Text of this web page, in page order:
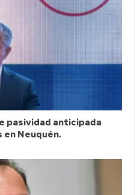
pasividad anticipada
Neuquén.